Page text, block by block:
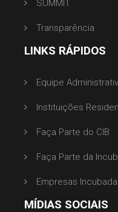
SUMMIT
Transparência
LINKS RÁPIDOS
Equipe
Instituições
Faça Parte do CIB
Faça Parte da
Empresas
MÍDIAS SOCIAIS